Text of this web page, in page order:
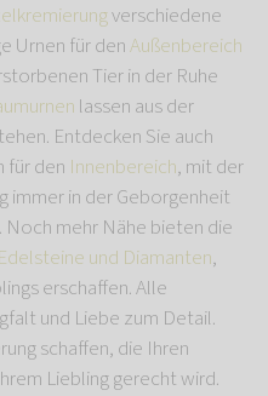
verschiedene
Urnen für denAußenbereich
Tier in der Ruhe
lassen aus der
Entdecken Sie auch
für den Innenbereich, mit der
immer in der Geborgenheit
Noch mehr Nähe bieten die
und Diamanten,
erschaffen. Alle
und Liebe zum Detail.
schaffen, die Ihren
Liebling gerecht wird.